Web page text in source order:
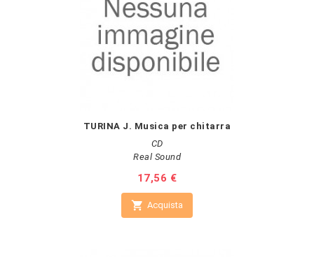
TURINA J. Musica per chitarra
CD
Real Sound
Prezzo
17,56 €
 Acquista